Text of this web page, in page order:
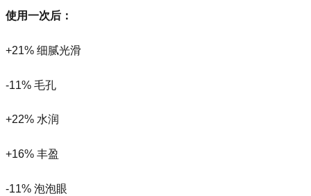
使用一次后：
+21% 细腻光滑
-11% 毛孔
+22% 水润
+16% 丰盈
-11% 泡泡眼